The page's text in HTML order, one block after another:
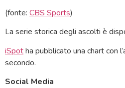
(fonte: CBS Sports)
La serie storica degli ascolti è
iSpotha pubblicato una chart con
secondo.
Social Media